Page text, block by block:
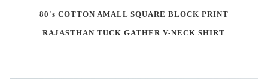
80's COTTON AMALL SQUARE BLOCK PRINT
RAJASTHAN TUCK GATHER V-NECK SHIRT